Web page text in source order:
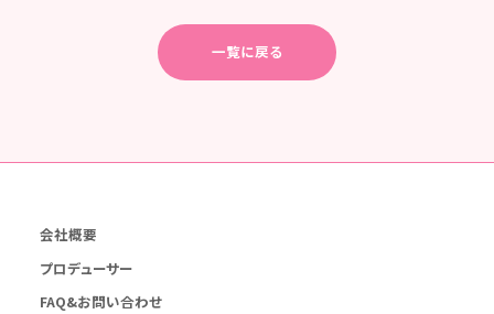
一覧に戻る
会社概要
プロデューサー
FAQ&お問い合わせ